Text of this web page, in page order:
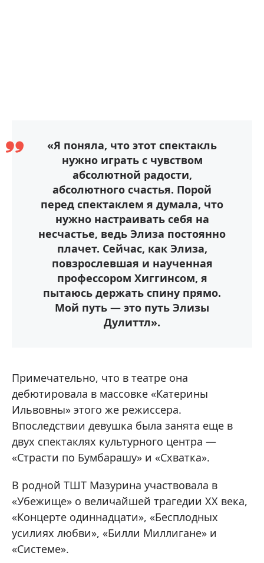
«Я поняла, что этот спектакль
нужно играть с чувством
абсолютной радости,
абсолютного счастья. Порой
перед спектаклем я думала, что
нужно настраивать себя на
несчастье, ведь Элиза постоянно
плачет. Сейчас, как Элиза,
повзрослевшая и наученная
профессором Хиггинсом, я
пытаюсь держать спину прямо.
Мой путь — это путь Элизы
Дулиттл».
Примечательно, что в театре она
дебютировала в массовке «Катерины
Ильвовны» этого же режиссера.
Впоследствии девушка была занята еще в
двух спектаклях культурного центра —
«Страсти по Бумбарашу» и «Схватка».
В родной ТШТ Мазурина участвовала в
«Убежище» о величайшей трагедии XX века,
«Концерте одиннадцати», «Бесплодных
усилиях любви», «Билли Миллигане» и
«Системе».